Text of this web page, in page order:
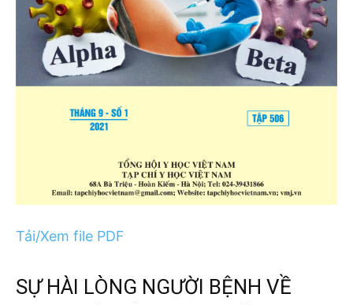
Tải/Xem file PDF
SỰ HÀI LÒNG NGƯỜI BỆNH VỀ